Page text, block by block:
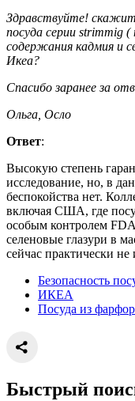
Здравствуйте!
посуда серии strimmig
содержания кадмия и
Икеа?
Спасибо заранее за
Ольга, Осло
Ответ:
Высокую степень
исследование, но, в
беспокойства нет.
включая США, где
особым контролем
селеновые глазури в
сейчас практически не
Безопасность
ИКЕА
Посуда из
Быстрый